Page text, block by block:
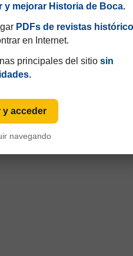
y mejorar Historia de Boca.
PDFs de revistas
en Internet.
principales del sitio sin
y acceder
navegando